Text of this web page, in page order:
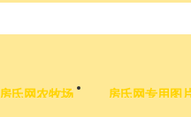
房氏网农牧场 房氏网专用图